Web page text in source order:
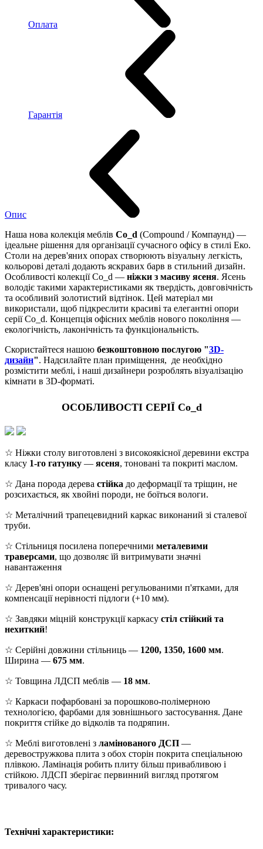
Оплата
Гарантія
Опис
Наша нова колекція меблів Co_d (Compound / Компаунд) —
ідеальне рішення для організації сучасного офісу в стилі Еко.
Столи на дерев'яних опорах створюють візуальну легкість,
кольорові деталі додають яскравих барв в стильний дизайн.
Особливості колекції Co_d — ніжки з масиву ясеня. Ясень
володіє такими характеристиками як твердість, довговічність
та особливий золотистий відтінок. Цей матеріал ми
використали, щоб підкреслити красиві та елегантні опори
серії Co_d. Концепція офісних меблів нового покоління —
екологічність, лаконічність та функціональність.
Скористайтеся нашою безкоштовною послугою "3D-
дизайн". Надсилайте план приміщення, де необхідно
розмістити меблі, і наші дизайнери розроблять візуалізацію
кімнати в 3D-форматі.
ОСОБЛИВОСТІ СЕРІЇ Co_d
☆ Ніжки столу виготовлені з високоякісної деревини екстра
класу 1-го гатунку — ясеня, тоновані та покриті маслом.
☆ Дана порода дерева стійка до деформації та тріщин, не
розсихається, як хвойні породи, не боїться вологи.
☆ Металічний трапецевидний каркас виконаний зі сталевої
труби.
☆ Стільниця посилена поперечними металевими
траверсами, що дозволяє їй витримувати значні
навантаження
☆ Дерев'яні опори оснащені регульованими п'ятками, для
компенсації нерівності підлоги (+10 мм).
☆ Завдяки міцній конструкції каркасу стіл стійкий та
нехиткий!
☆ Серійні довжини стільниць — 1200, 1350, 1600 мм.
Ширина — 675 мм.
☆ Товщина ЛДСП меблів — 18 мм.
☆ Каркаси пофарбовані за порошково-полімерною
технологією, фарбами для зовнішнього застосування. Дане
покриття стійке до відколів та подряпин.
☆ Меблі виготовлені з ламінованого ДСП —
деревостружкова плита з обох сторін покрита спеціальною
плівкою. Ламінація робить плиту більш привабливою і
стійкою. ЛДСП зберігає первинний вигляд протягом
тривалого часу.
Технічні характеристики: